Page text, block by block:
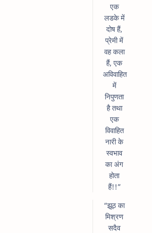
एक
लडके में
दोष हैं,
प्रेमी में
वह कला
हैं, एक
अविवाहित
में
निपुणता
है तथा
एक
विवाहित
नारी के
स्वभाव
का अंग
होता
हैं!!”
“झूठ का
मिश्रण
सदैव